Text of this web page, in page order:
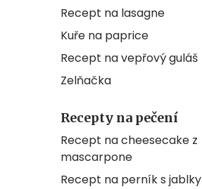
Recept na lasagne
Kuře na paprice
Recept na vepřový guláš
Zelňačka
Recepty na pečení
Recept na cheesecake z
mascarpone
Recept na perník s jablky